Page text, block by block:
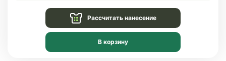
Рассчитать нанесение
В корзину